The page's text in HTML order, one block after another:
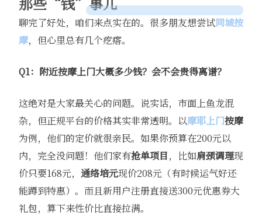
聊完了好处，咱们来点实在的。很多朋友想尝试同城按
摩，但心里总有几个疙瘩。
Q1：附近按摩上门大概多少钱？会不会贵得离谱？
这绝对是大家最关心的问题。说实话，市面上鱼龙混
杂，但正规平台的价格其实非常透明。以摩耶上门按摩
为例，他们的定价就很亲民。如果你预算在200元以
内，完全没问题！他们家有抢单项目，比如肩颈调理现
价只要168元， 通络培元现价208元（有时候运气好还
能蹲到特惠）。而且新用户注册直接送300元优惠券大
礼包，算下来性价比直接拉满。